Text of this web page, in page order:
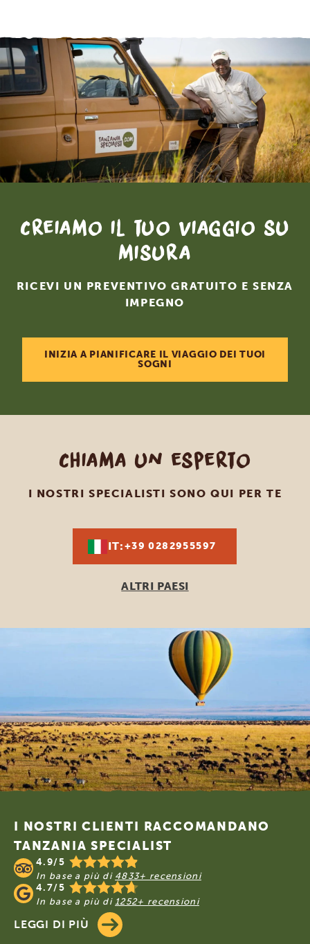
Creiamo il tuo viaggio su
misura
RICEVI UN PREVENTIVO GRATUITO E SENZA
IMPEGNO
INIZIA A PIANIFICARE IL VIAGGIO DEI TUOI
SOGNI
Chiama un esperto
I NOSTRI SPECIALISTI SONO QUI PER TE
IT:+39 0282955597
ALTRI PAESI
Footer
I NOSTRI CLIENTI RACCOMANDANO
TANZANIA SPECIALIST
4.9/5
In base a più di 4833+ recensioni
4.7/5
In base a più di 1252+ recensioni
LEGGI DI PIÙ